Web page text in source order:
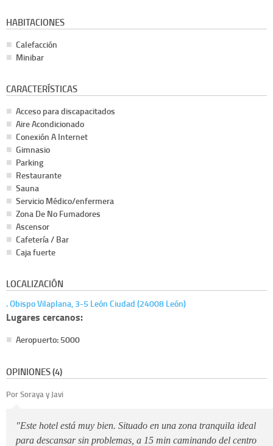
HABITACIONES
Calefacción
Minibar
CARACTERÍSTICAS
Acceso para discapacitados
Aire Acondicionado
Conexión A Internet
Gimnasio
Parking
Restaurante
Sauna
Servicio Médico/enfermera
Zona De No Fumadores
Ascensor
Cafetería / Bar
Caja fuerte
LOCALIZACIÓN
. Obispo Vilaplana, 3-5 León Ciudad (24008 León)
Lugares cercanos:
Aeropuerto: 5000
OPINIONES (4)
Por Soraya y Javi
"Este hotel está muy bien. Situado en una zona tranquila ideal
para descansar sin problemas, a 15 min caminando del centro